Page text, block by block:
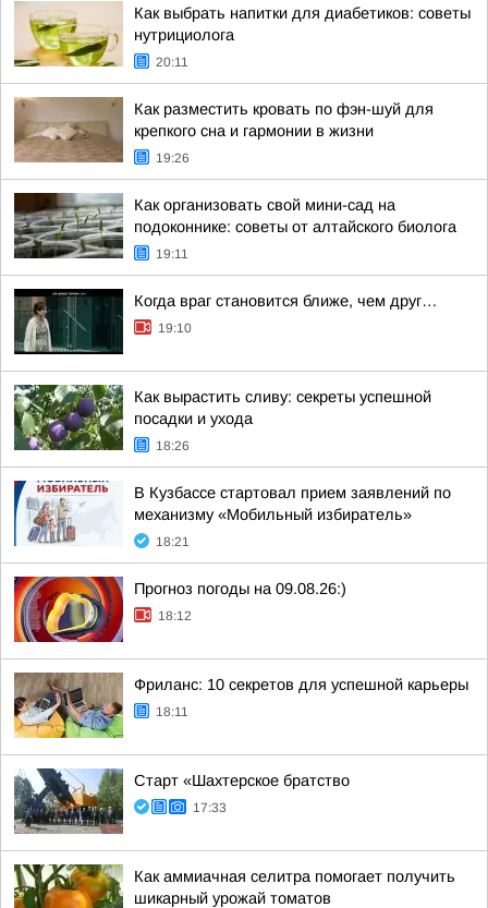
Как выбрать напитки для диабетиков: советы
нутрициолога
20:11
Как разместить кровать по фэн-шуй для
крепкого сна и гармонии в жизни
19:26
Как организовать свой мини-сад на
подоконнике: советы от алтайского биолога
19:11
Когда враг становится ближе, чем друг…
19:10
Как вырастить сливу: секреты успешной
посадки и ухода
18:26
В Кузбассе стартовал прием заявлений по
механизму «Мобильный избиратель»
18:21
Прогноз погоды на 09.08.26:)
18:12
Фриланс: 10 секретов для успешной карьеры
18:11
Старт «Шахтерское братство
17:33
Как аммиачная селитра помогает получить
шикарный урожай томатов